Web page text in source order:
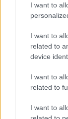
I want to
I want to
related to
device
I want to
related to
I want to
5 cm)
drugih
ako je
biste